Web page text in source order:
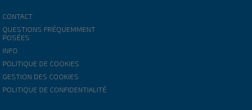
CONTACT
QUESTIONS FRÉQUEMMENT
POSÉES
INFO
POLITIQUE DE COOKIES
GESTION DES COOKIES
POLITIQUE DE CONFIDENTIALITÉ